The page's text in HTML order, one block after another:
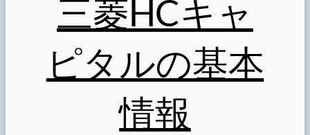
三菱HCキャ
ピタルの基本
情報